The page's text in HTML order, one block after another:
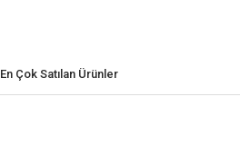
En Çok Satılan Ürünler